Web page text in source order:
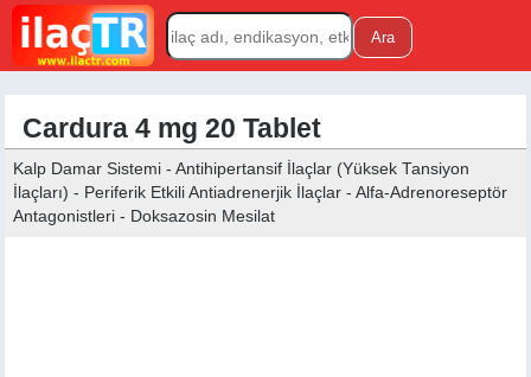
Cardura 4 mg 20 Tablet
Kalp Damar Sistemi - Antihipertansif İlaçlar (Yüksek Tansiyon
İlaçları) - Periferik Etkili Antiadrenerjik İlaçlar - Alfa-Adrenoreseptör
Antagonistleri - Doksazosin Mesilat